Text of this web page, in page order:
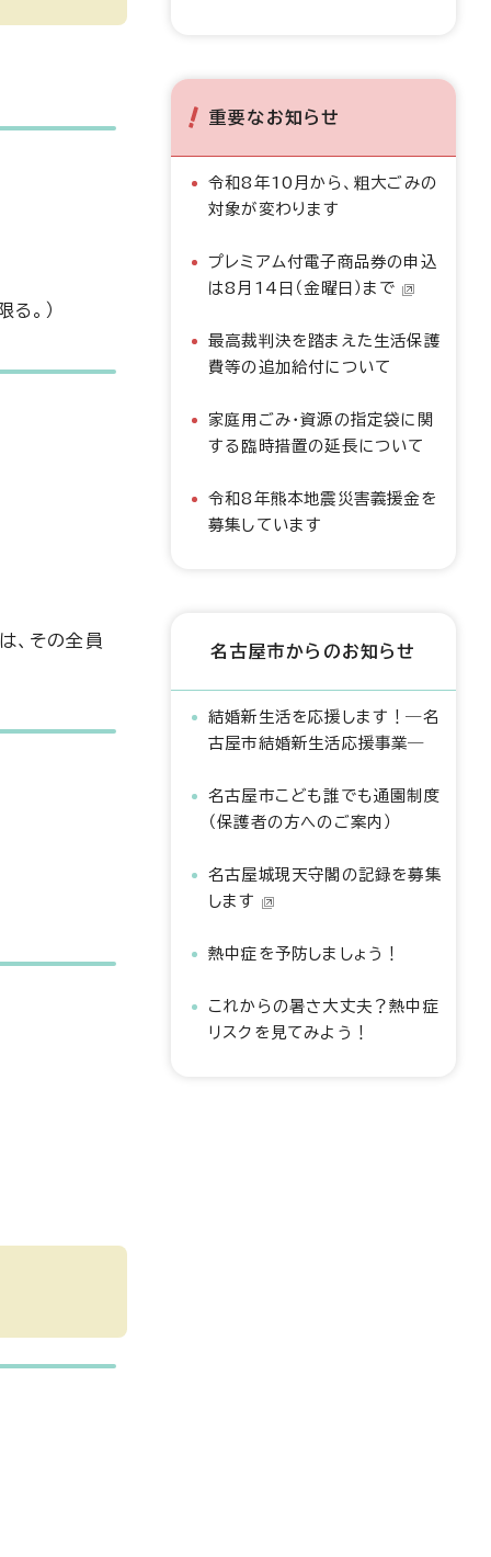
。）
、その全員
重要なお知らせ
令和8年10月から、粗大ごみの
対象が変わります
プレミアム付電子商品券の申込
は8月14日（金曜日）まで
最高裁判決を踏まえた生活保護
費等の追加給付について
家庭用ごみ・資源の指定袋に関
する臨時措置の延長について
令和8年熊本地震災害義援金を
募集しています
名古屋市からのお知らせ
結婚新生活を応援します！―名
古屋市結婚新生活応援事業―
名古屋市こども誰でも通園制度
（保護者の方へのご案内）
名古屋城現天守閣の記録を募集
します
熱中症を予防しましょう！
これからの暑さ大丈夫？熱中症
リスクを見てみよう！